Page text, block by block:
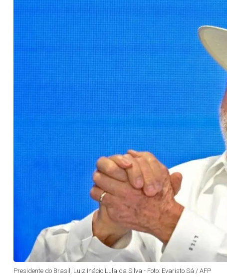
Presidente do Brasil, Luiz Inácio Lula da Silva - Foto: Evaristo Sá / AFP